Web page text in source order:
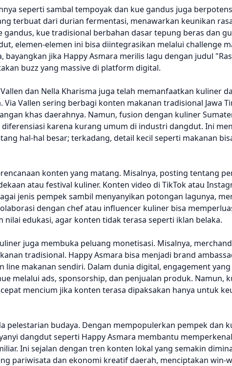
seperti sambal tempoyak dan kue gandus juga
terbuat dari durian fermentasi, menawarkan keunikan
gandus, kue tradisional berbahan dasar tepung beras dan
elemen-elemen ini bisa diintegrasikan melalui challenge
jika Happy Asmara merilis lagu dengan judul
buzz yang massive di platform digital.
dan Nella Kharisma juga telah memanfaatkan kuliner
Vallen sering berbagi konten makanan tradisional Jawa
khas daerahnya. Namun, fusion dengan kuliner
karena kurang umum di industri dangdut. Ini
hal-hal besar; terkadang, detail kecil seperti makanan
konten yang matang. Misalnya, posting tentang
atau festival kuliner. Konten video di TikTok atau
jenis pempek sambil menyanyikan potongan lagunya,
dengan chef atau influencer kuliner bisa
edukasi, agar konten tidak terasa seperti iklan belaka.
juga membuka peluang monetisasi. Misalnya,
tradisional. Happy Asmara bisa menjadi brand
line makanan sendiri. Dalam dunia digital, engagement
melalui ads, sponsorship, dan penjualan produk. Namun,
mencium jika konten terasa dipaksakan hanya untuk
pelestarian budaya. Dengan mempopulerkan pempek dan
dangdut seperti Happy Asmara membantu
Ini sejalan dengan tren konten lokal yang semakin
pariwisata dan ekonomi kreatif daerah, menciptakan win-